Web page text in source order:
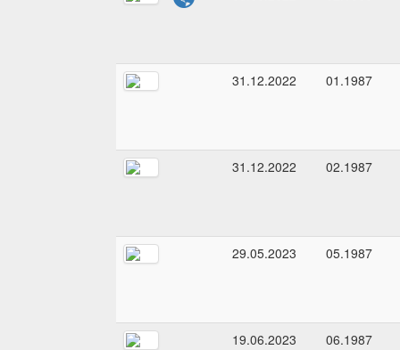
31.12.2022 01.1987
31.12.2022 02.1987
29.05.2023 05.1987
19.06.2023 06.1987